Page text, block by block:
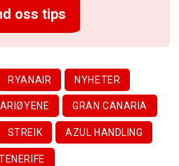
oss tips
RYANAIR NYHETER
GRAN CANARIA
STREIK AZUL HANDLING